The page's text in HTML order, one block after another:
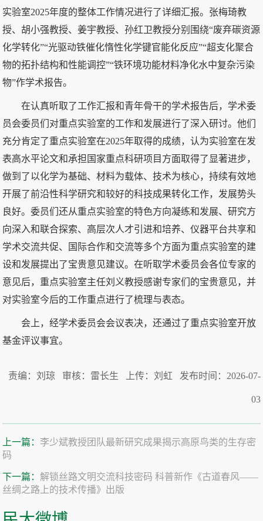
实验室2025年度的整体工作情况进行了详细汇报。张梅琦教
授、胡小强教授、姜宇教授、孙红卫教授分别围绕“废弃碳资源
化学转化”“光驱动铁催化惰性化学键官能化反应”“超支化聚合
物的拓扑结构和性能调控”“铁环境功能材料净化水中复杂污染
物”作学术报告。
在认真听取了工作汇报和青年骨干的学术报告后，学术委
员会委员们对重点实验室的工作和发展进行了深入研讨。他们
充分肯定了重点实验室在2025年取得的成绩，认为实验室在发
表高水平论文和承担国家重点科研项目方面取得了显著进步，
做到了以化学为基础、材料为载体、技术为核心，持续有效地
开展了前沿性科学研究和较好的科技成果转化工作，发展势头
良好。委员们还从重点实验室的特色方向凝练和发展、研究方
向深入和联合探索、高层次人才引进和培养、仪器平台共享和
学术交流共促、国际合作和交流等多个方面为重点实验室的建
设和发展提出了宝贵意见建议。在听取学术委员会各位专家的
意见后，重点实验室主任刘义教授感谢专家们的宝贵意见，并
对实验室今后的工作重点进行了梳理与表态。
会上，经学术委员会会议表决，还通过了重点实验室开放
基金评议事宜。
责编：刘琼 审核：雷长生 上传：刘虹 发布时间：2026-07-
03
上一篇： 李少斌教授团队最新研究成果揭示高原鸟类的生存密
码
下一篇： 解锁丝路文明交流科技密码 科普新作《古道春风——
丝绸之路上的技术传播》出版